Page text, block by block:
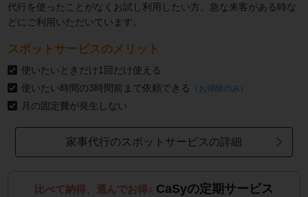
代行を使ったことがなくお試し利用したい方、急な来客がある時な
どにご利用いただいています。
スポットサービスのメリット
使いたいときだけ1回だけ使える
使いたい時間の3時間前まで依頼できる
（お掃除のみ）
月の固定費が発生しない
家事代行のスポットサービスの詳細
比べて納得、選んでお得♪ CaSyの定期サービス